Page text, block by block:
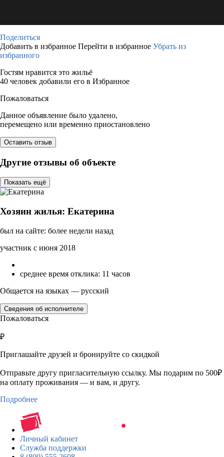
Поделиться
Добавить в избранное Перейти в избранное Убрать из
избранного
Гостям нравится это жильё
40 человек добавили его в Избранное
Пожаловаться
Данное объявление было удалено,
перемещено или временно приостановлено
Оставить отзыв
Другие отзывы об объекте
Показать ещё
Хозяин жилья: Екатерина
был на сайте: более недели назад
участник с июня 2018
среднее время отклика: 11 часов
Общается на языках — русский
Сведения об исполнителе
Пожаловаться
₽
Приглашайте друзей и бронируйте со скидкой
Отправьте другу пригласительную ссылку. Мы подарим по 500₽
на оплату проживания — и вам, и другу.
Подробнее
Личный кабинет
Служба поддержки